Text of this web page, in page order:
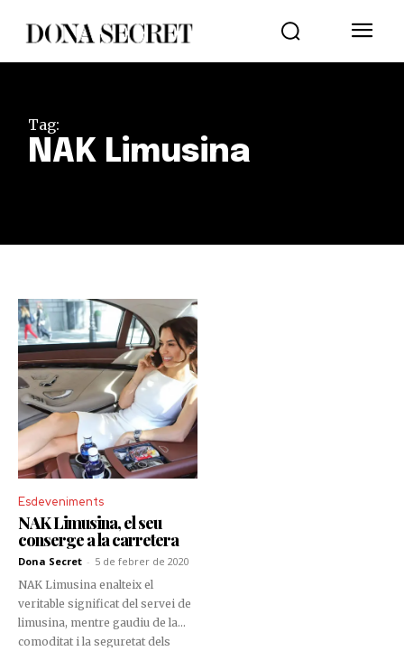
Tag:
NAK Limusina
Esdeveniments
NAK Limusina, el seu
conserge a la carretera
Dona Secret - 5 de febrer de 2020
NAK Limusina enalteix el
veritable significat del servei de
limusina, mentre gaudiu de la
comoditat i la seguretat dels